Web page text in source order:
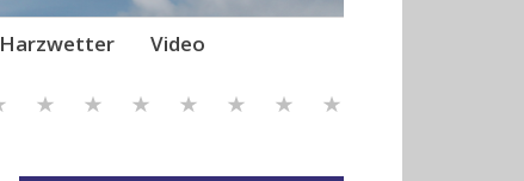
Harzwetter Video